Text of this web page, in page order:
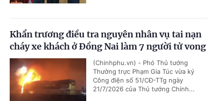
Khẩn trương điều tra nguyên nhân vụ tai nạn
cháy xe khách ở Đồng Nai làm 7 người tử vong
(Chinhphu.vn) - Phó Thủ tướng
Thường trực Phạm Gia Túc vừa ký
Công điện số 51/CĐ-TTg ngày
21/7/2026 của Thủ tướng Chính...